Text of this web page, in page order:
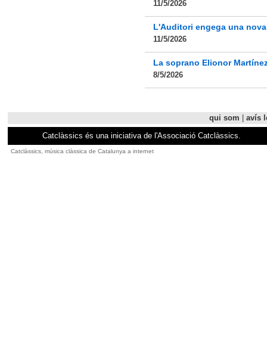
11/5/2026
L'Auditori engega una
11/5/2026
La soprano Elionor
8/5/2026
qui som
avís
Catclàssics és una iniciativa de l'Associació Catclàssics.
Catclàssics, música clàssica de Catalunya a internet